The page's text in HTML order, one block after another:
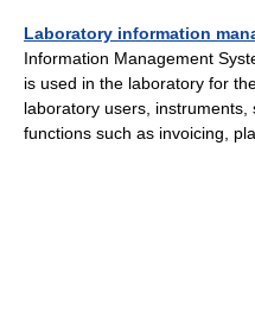
Laboratory information
Information Management
is used in the laboratory for
laboratory users,
functions such as invoicing,